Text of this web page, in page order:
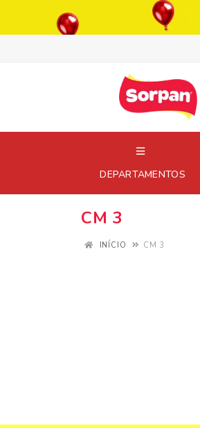
DEPARTAMENTOS
CM 3
INÍCIO CM 3